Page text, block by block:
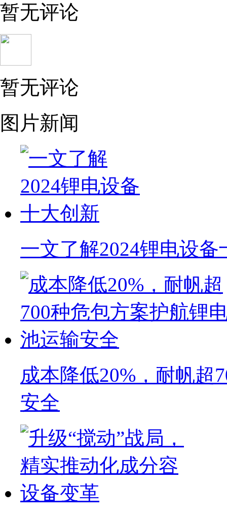
暂无评论
暂无评论
图片新闻
一文了解2024锂电设备
成本降低20%，耐帆超
安全